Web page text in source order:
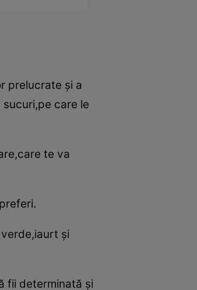
prelucrate şi a
care le
te va
şi
fii determinată şi